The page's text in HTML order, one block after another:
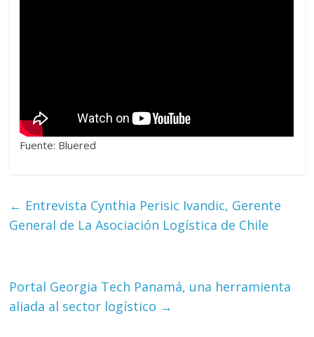
Fuente: Bluered
← Entrevista Cynthia Perisic Ivandic, Gerente
General de La Asociación Logística de Chile
Portal Georgia Tech Panamá, una herramienta
aliada al sector logístico →